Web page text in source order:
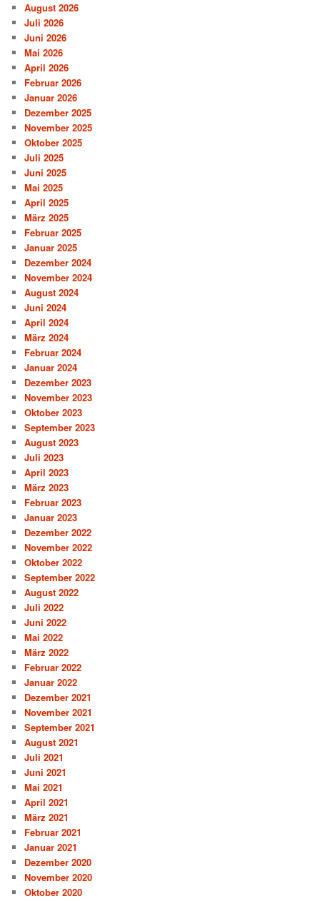
August 2026
Juli 2026
Juni 2026
Mai 2026
April 2026
Februar 2026
Januar 2026
Dezember 2025
November 2025
Oktober 2025
Juli 2025
Juni 2025
Mai 2025
April 2025
März 2025
Februar 2025
Januar 2025
Dezember 2024
November 2024
August 2024
Juni 2024
April 2024
März 2024
Februar 2024
Januar 2024
Dezember 2023
November 2023
Oktober 2023
September 2023
August 2023
Juli 2023
April 2023
März 2023
Februar 2023
Januar 2023
Dezember 2022
November 2022
Oktober 2022
September 2022
August 2022
Juli 2022
Juni 2022
Mai 2022
März 2022
Februar 2022
Januar 2022
Dezember 2021
November 2021
September 2021
August 2021
Juli 2021
Juni 2021
Mai 2021
April 2021
März 2021
Februar 2021
Januar 2021
Dezember 2020
November 2020
Oktober 2020